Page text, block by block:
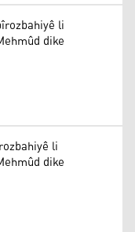
li
dike
li
dike